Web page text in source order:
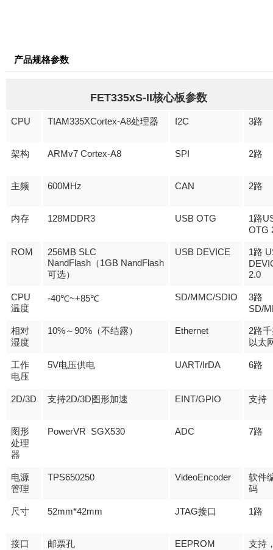
产品规格参数
FET335xS-II核心板参数
CPU TIAM335XCortex-A8处理器 I2C 3路
架构 ARMv7 Cortex-A8 SPI 2路
主频 600MHz CAN 2路
内存 128MDDR3 USB OTG 1路
OTG
ROM
256MB SLC
NandFlash （1GB NandFlash
可选）
USB DEVICE 1路
2.0
CPU
温度
-40℃~+85℃ SD/MMC/SDIO 3路
SD/
相对
湿度
10%～90% （不结露） Ethernet 2路
以太
工作
电压
5V电压供电 UART/IrDA 6路
2D/3D 支持2D/3D 图形加速 EINT/GPIO 支持
图形
处理
器
PowerVR SGX530 ADC 7路
电源
管理
TPS650250 VideoEncoder
软件
码
尺寸 52mm*42mm JTAG接口 1路
接口
邮票孔 EEPROM
支持